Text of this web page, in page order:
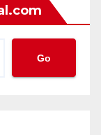
Go